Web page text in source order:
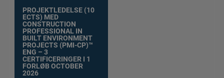
PROJEKTLEDELSE (10
ECTS) MED
CONSTRUCTION
PROFESSIONAL IN
BUILT ENVIRONMENT
PROJECTS (PMI-CP)™
ENG – 3
CERTIFICERINGER I 1
FORLØB OCTOBER
2026